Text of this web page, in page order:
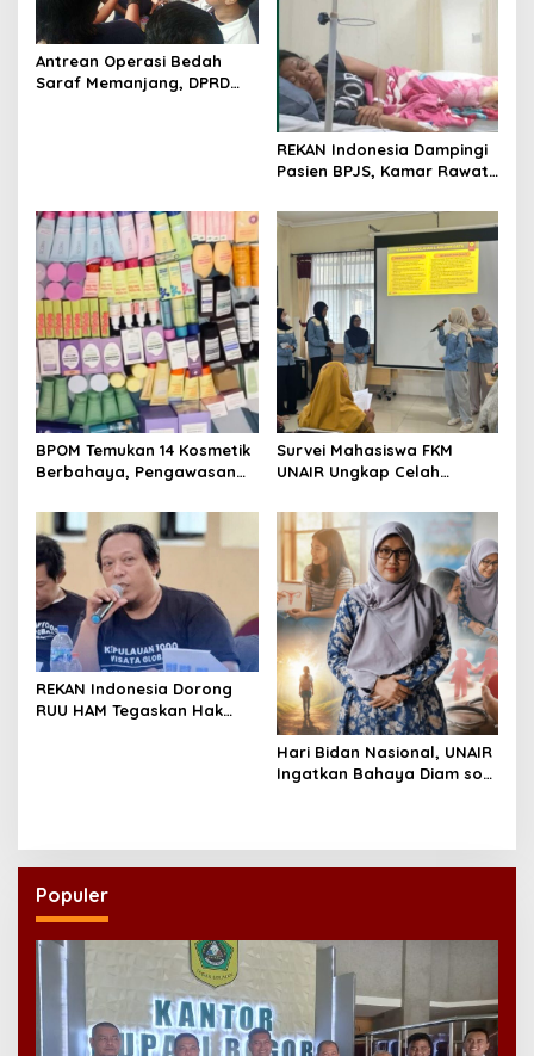
Antrean Operasi Bedah
Saraf Memanjang, DPRD
REKAN Indonesia Dampingi
Pasien BPJS, Kamar Rawat
BPOM Temukan 14 Kosmetik
Berbahaya, Pengawasan
Diperketat
Survei Mahasiswa FKM
UNAIR Ungkap Celah
Permukiman Surabaya
REKAN Indonesia Dorong
RUU HAM Tegaskan Hak
Hari Bidan Nasional, UNAIR
Ingatkan Bahaya Diam soal
Populer